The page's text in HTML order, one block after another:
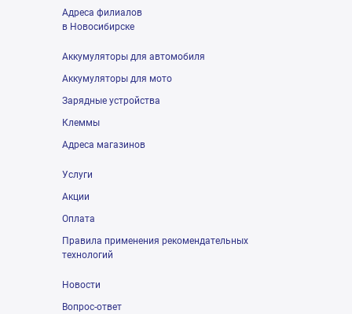
Адреса филиалов
в Новосибирске
Аккумуляторы для автомобиля
Аккумуляторы для мото
Зарядные устройства
Клеммы
Адреса магазинов
Услуги
Акции
Оплата
Правила применения рекомендательных
технологий
Новости
Вопрос-ответ